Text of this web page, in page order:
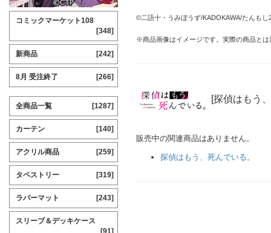
©二語十・うみぼうず/KADOKAWA/たんもし
※商品画像はイメージです。実際の商品と
[探偵はもう
販売中の関連商品はありません。
探偵はもう、死んでいる。
コミックマーケット108
[348]
新商品 [242]
8月 受注終了 [266]
全商品一覧 [1287]
カーテン [140]
アクリル商品 [259]
タペストリー [319]
ラバーマット [243]
スリーブ＆デッキケース
[91]